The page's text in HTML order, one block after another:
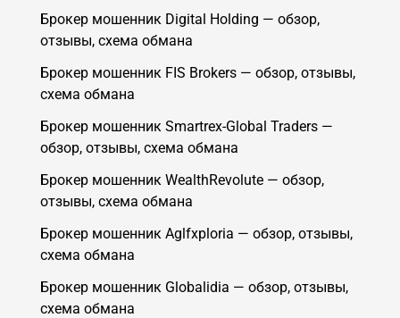
Брокер мошенник Digital Holding — обзор,
отзывы, схема обмана
Брокер мошенник FIS Brokers — обзор, отзывы,
схема обмана
Брокер мошенник Smartrex-Global Traders —
обзор, отзывы, схема обмана
Брокер мошенник WealthRevolute — обзор,
отзывы, схема обмана
Брокер мошенник Aglfxploria — обзор, отзывы,
схема обмана
Брокер мошенник Globalidia — обзор, отзывы,
схема обмана